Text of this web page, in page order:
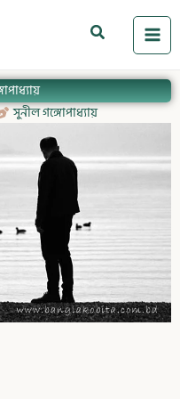
Search
সুনীল গঙ্গোপাধ্যায়